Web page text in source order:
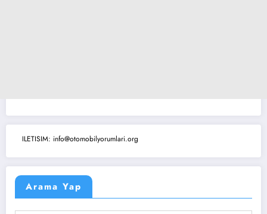
ILETISIM: info@otomobilyorumlari.org
Arama Yap